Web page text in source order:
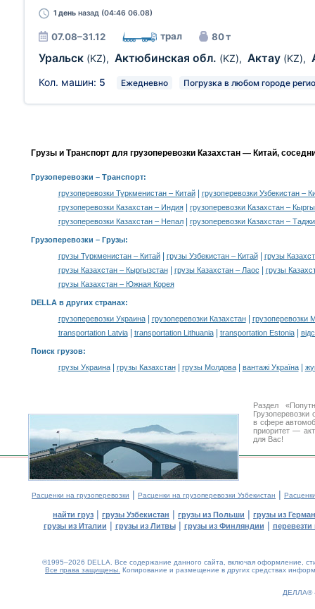
1 день назад (04:46 06.08)
07.08–31.12 трал 80 т
Уральск (KZ), Актюбинская обл. (KZ), Актау (KZ),
Кол. машин: 5 Ежедневно Погрузка в любом городе
Грузы и Транспорт для грузоперевозки Казахстан — Китай,
Грузоперевозки – Транспорт:
грузоперевозки Туркменистан – Китай|
грузоперевозки Узбекистан –
грузоперевозки Казахстан – Индия|
грузоперевозки Казахстан –
грузоперевозки Казахстан – Непал| грузоперевозки Казахстан –
Грузоперевозки – Грузы:
грузы Туркменистан – Китай| грузы Узбекистан – Китай|
грузы
грузы Казахстан – Кыргызстан| грузы Казахстан – Лаос
грузы
грузы Казахстан – Южная Корея
DELLA в других странах:
грузоперевозки Украина| грузоперевозки Казахстан|
грузоперевозки
transportation Latvia| transportation Lithuania| transportation Estonia|
Поиск грузов:
грузы Украина| грузы Казахстан| грузы Молдова| вантажі Україна|
Раздел
в сфере
приоритет —
для Вас!
Расценки на грузоперевозки | Расценки на грузоперевозки Узбекистан |
найти груз | грузы Узбекистан | грузы из Польши | грузы из
грузы из Италии | грузы из Литвы| грузы из Финляндии | перевезти
©1995–2026 DELLA. Все содержание данного сайта, включая оформление,
Все права защищены. Копирование и размещение в других средствах